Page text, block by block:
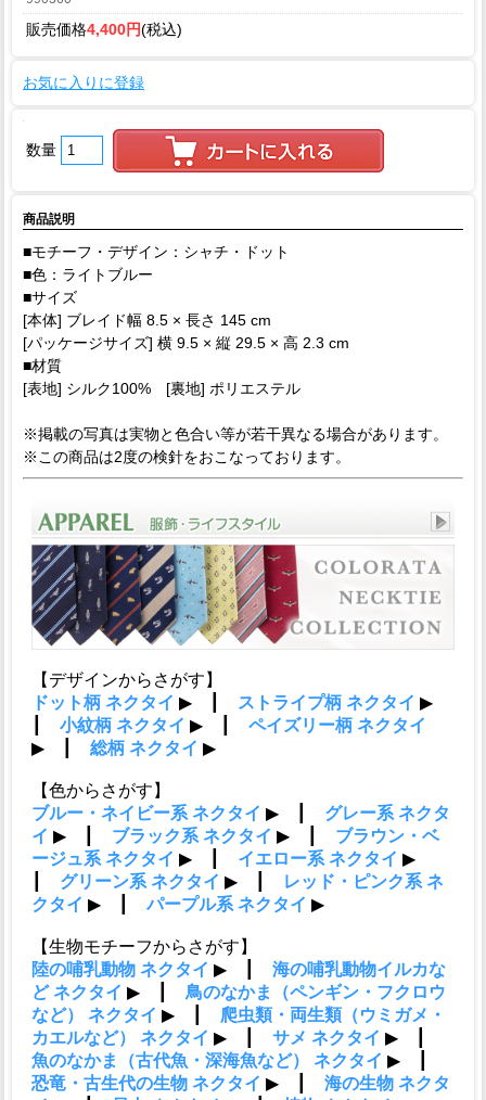
販売価格4,400円(税込)
お気に入りに登録
数量
商品説明
■モチーフ・デザイン：シャチ・ドット
■色：ライトブルー
■サイズ
[本体] ブレイド幅 8.5 × 長さ 145 cm
[パッケージサイズ] 横 9.5 × 縦 29.5 × 高 2.3 cm
■材質
[表地] シルク100% [裏地] ポリエステル
※掲載の写真は実物と色合い等が若干異なる場合があります。
※この商品は2度の検針をおこなっております。